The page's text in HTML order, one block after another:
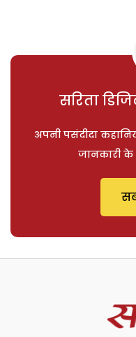
सरिता
अपनी पसंदीदा
जानकारी के